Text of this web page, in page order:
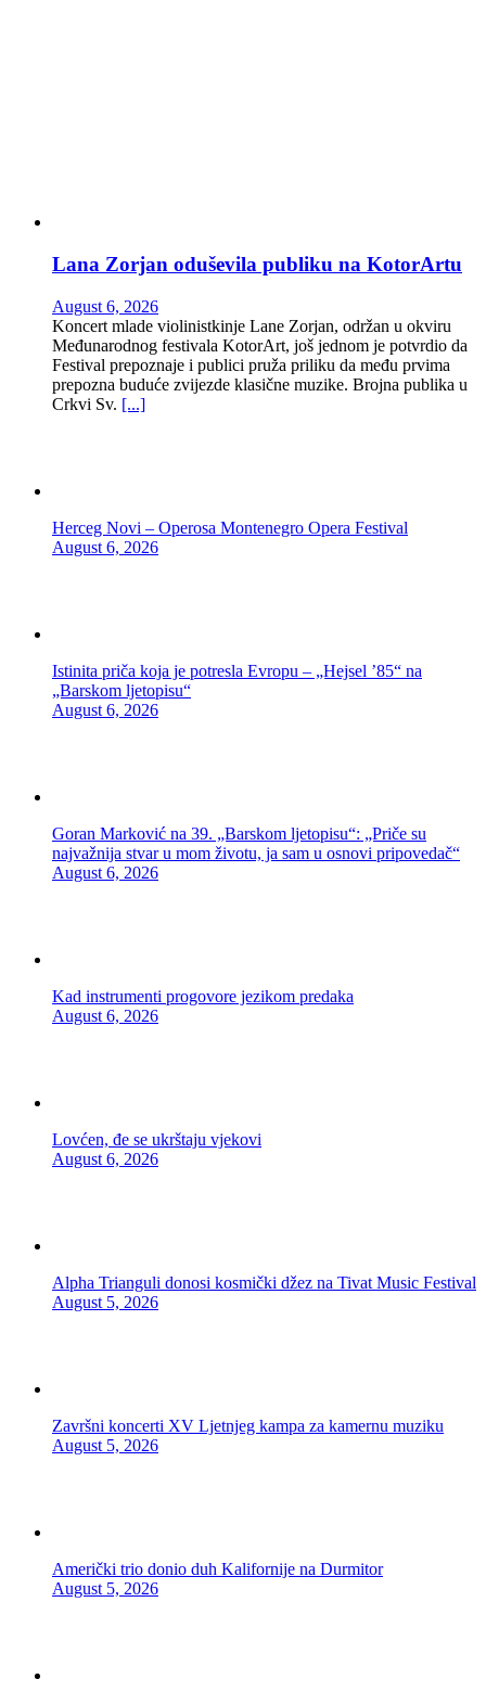
Lana Zorjan oduševila publiku na KotorArtu
August 6, 2026
Koncert mlade violinistkinje Lane Zorjan, održan u okviru
Međunarodnog festivala KotorArt, još jednom je potvrdio da
Festival prepoznaje i publici pruža priliku da među prvima
prepozna buduće zvijezde klasične muzike. Brojna publika u
Crkvi Sv. [...]
Herceg Novi – Operosa Montenegro Opera Festival
August 6, 2026
Istinita priča koja je potresla Evropu – „Hejsel ’85“ na
„Barskom ljetopisu“
August 6, 2026
Goran Marković na 39. „Barskom ljetopisu“: „Priče su
najvažnija stvar u mom životu, ja sam u osnovi pripovedač“
August 6, 2026
Kad instrumenti progovore jezikom predaka
August 6, 2026
Lovćen, đe se ukrštaju vjekovi
August 6, 2026
Alpha Trianguli donosi kosmički džez na Tivat Music Festival
August 5, 2026
Završni koncerti XV Ljetnjeg kampa za kamernu muziku
August 5, 2026
Američki trio donio duh Kalifornije na Durmitor
August 5, 2026